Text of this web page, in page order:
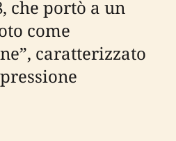
che portò a un
come
caratterizzato